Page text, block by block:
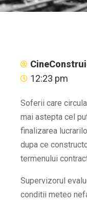
12:23 pm
Soferii care
mai astepta cel
finalizarea
dupa ce
termenului
Supervizorul
conditii meteo